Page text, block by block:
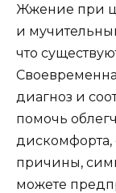
Жжение при
и
что
диагноз и
помочь
дискомфорта,
причины,
можете